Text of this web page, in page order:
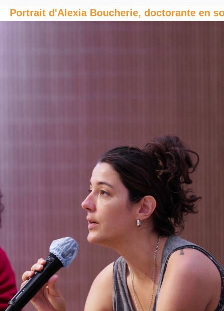
Portrait d'Alexia Boucherie, doctorante en